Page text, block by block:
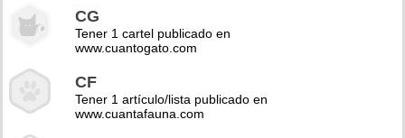
CG
Tener 1 cartel publicado en
www.cuantogato.com
CF
Tener 1 artículo/lista publicado en
www.cuantafauna.com